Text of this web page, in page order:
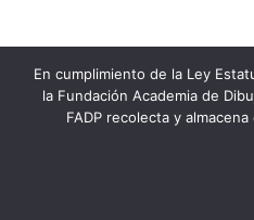
En cumplimiento de la Ley
la Fundación Academia de
FADP recolecta y